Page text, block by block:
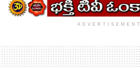
ADVERTISEMENT